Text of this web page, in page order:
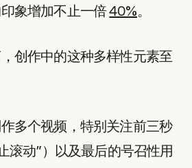
象增加不止一倍40%。
创作中的这种多样性元素至
多个视频，特别关注前三秒
滚动”）以及最后的号召性用